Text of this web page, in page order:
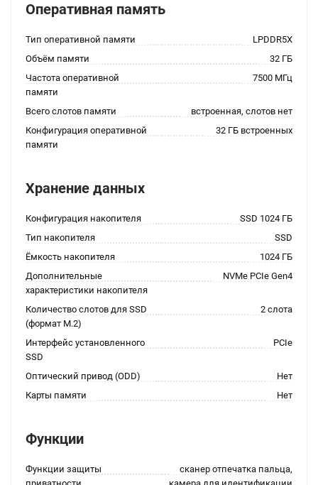
Оперативная память
Тип оперативной памяти
LPDDR5X
Объём памяти
32 ГБ
Частота оперативной
памяти
7500 МГц
Всего слотов памяти
встроенная, слотов нет
Конфигурация оперативной
памяти
32 ГБ встроенных
Хранение данных
Конфигурация накопителя
SSD 1024 ГБ
Тип накопителя
SSD
Ёмкость накопителя
1024 ГБ
Дополнительные
характеристики накопителя
NVMe PCIe Gen4
Количество слотов для SSD
(формат M.2)
2 слота
Интерфейс установленного
SSD
PCIe
Оптический привод (ODD)
Нет
Карты памяти
Нет
Функции
Функции защиты
сканер отпечатка пальца,